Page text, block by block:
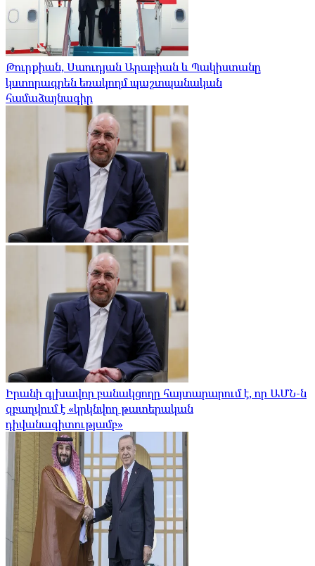
Թուրքիան, Սաուդյան Արաբիան և Պակիստանը
կստորագրեն եռակողմ պաշտպանական
համաձայնագիր
Իրանի գլխավոր բանակցողը հայտարարում է, որ ԱՄՆ-ն
զբաղվում է «կրկնվող թատերական
դիվանագիտությամբ»